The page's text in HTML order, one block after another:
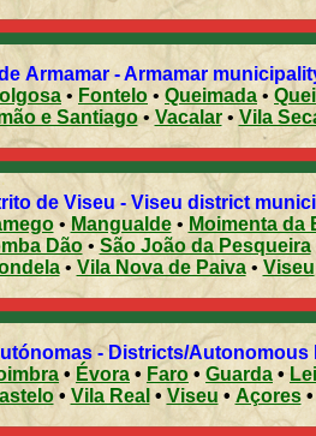
Armamar - Armamar
• Fontelo • Queimada •
e Santiago•Vacalar• Vila
do distrito de Viseu - Viseu district
• Mangualde• Moimenta da
Dão• São João da Pesqueira
• Vila Nova de Paiva• Viseu
Regiões Autónomas - Districts/
• Évora • Faro • Guarda •
• Vila Real • Viseu • Açores •